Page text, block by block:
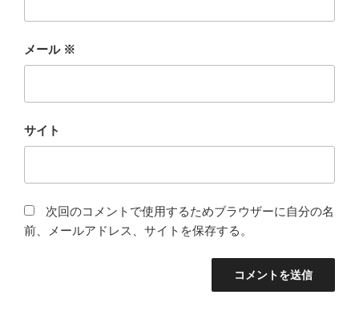
メール ※
サイト
次回のコメントで使用するためブラウザーに自分の名
前、メールアドレス、サイトを保存する。